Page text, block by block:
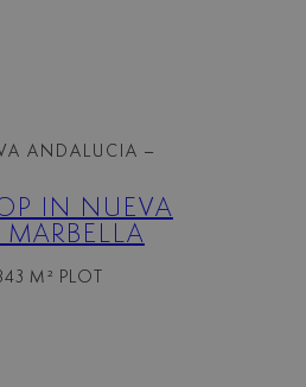
ANDALUCIA –
IN NUEVA
M² PLOT